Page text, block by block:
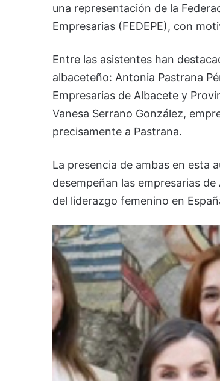
una representación de la
Empresarias (FEDEPE), con
Entre las asistentes han
albaceteño: Antonia Pastrana
Empresarias de Albacete y
Vanesa Serrano González,
precisamente a Pastrana.
La presencia de ambas en esta
desempeñan las empresarias
del liderazgo femenino en